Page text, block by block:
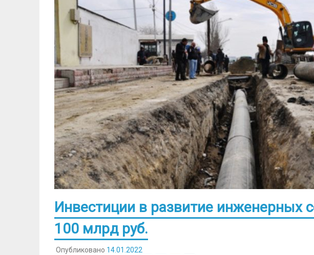
Инвестиции в развитие инженерных
100 млрд руб.
Опубликовано 14.01.2022